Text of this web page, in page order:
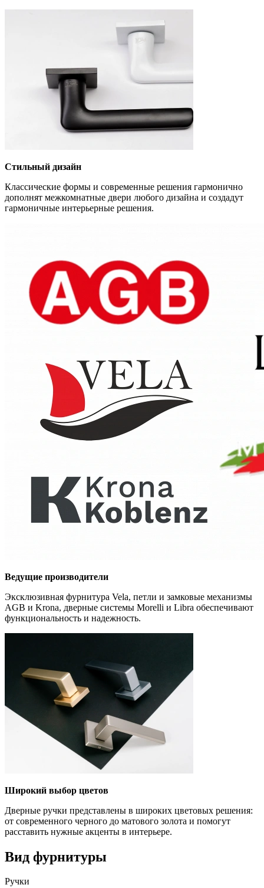
Стильный дизайн
Классические формы и современные решения гармонично
дополнят межкомнатные двери любого дизайна и создадут
гармоничные интерьерные решения.
Ведущие производители
Эксклюзивная фурнитура Vela, петли и замковые механизмы
AGB и Krona, дверные системы Morelli и Libra обеспечивают
функциональность и надежность.
Широкий выбор цветов
Дверные ручки представлены в широких цветовых решения:
от современного черного до матового золота и помогут
расставить нужные акценты в интерьере.
Вид фурнитуры
Ручки